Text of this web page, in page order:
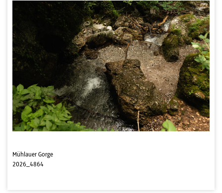
Mühlauer Gorge
2026_4864